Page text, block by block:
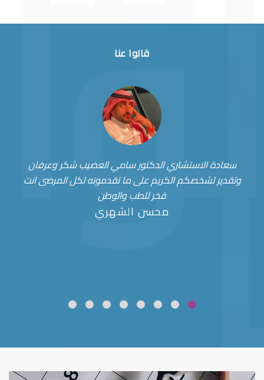
قالوا عنا
سعادة الاستشاري الدكتور سامي العضيب شكر وعرفان
وتقدير لشخصكم الكريم على ما تقدمونه لكل المرضى انت
فخر للطب والوطن
محسن الشهري